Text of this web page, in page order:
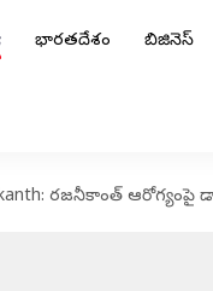
భారతదేశం బిజినెస్
రజనీకాంత్ ఆరోగ్యంపై